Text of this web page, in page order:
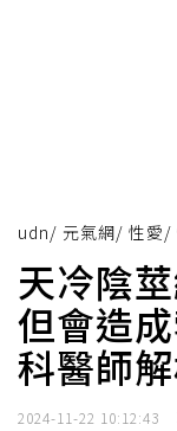
udn/ 元氣網/ 性愛/
天冷陰
但會造
科醫師
2024-11-22 10:12:43